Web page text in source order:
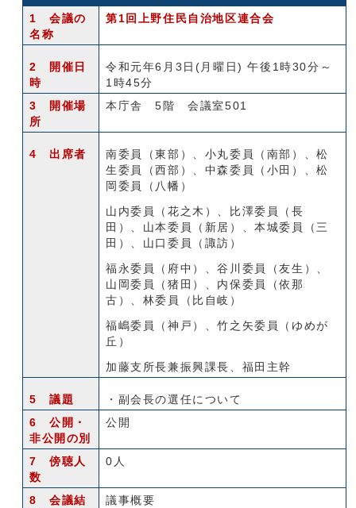
1 会議の
名称
第1回上野住民自治地区連合会
2 開催日
時
令和元年6月3日(月曜日) 午後1時30分～
1時45分
3 開催場
所
本庁舎 5階 会議室501
4 出席者
南委員（東部）、小丸委員（南部）、松
生委員（西部）、中森委員（小田）、松
岡委員（八幡）
山内委員（花之木）、比澤委員（長
田）、山本委員（新居）、本城委員（三
田）、山口委員（諏訪）
福永委員（府中）、谷川委員（友生）、
山岡委員（猪田）、内保委員（依那
古）、林委員（比自岐）
福嶋委員（神戸）、竹之矢委員（ゆめが
丘）
加藤支所長兼振興課長、福田主幹
5 議題
・副会長の選任について
6 公開・
非公開の別
公開
7 傍聴人
数
0人
8 会議結
議事概要